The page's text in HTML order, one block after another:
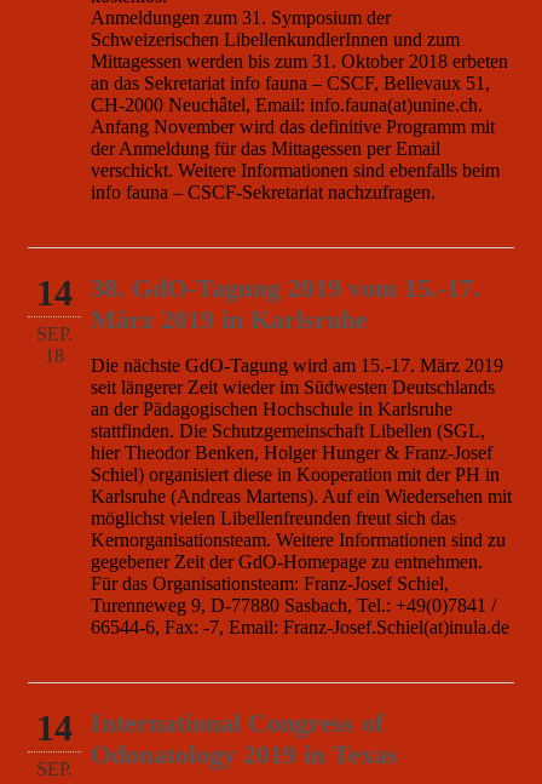
Anmeldungen zum 31. Symposium der
Schweizerischen LibellenkundlerInnen und zum
Mittagessen werden bis zum 31. Oktober 2018 erbeten
an das Sekretariat info fauna – CSCF, Bellevaux 51,
CH-2000 Neuchâtel, Email: info.fauna(at)unine.ch.
Anfang November wird das definitive Programm mit
der Anmeldung für das Mittagessen per Email
verschickt. Weitere Informationen sind ebenfalls beim
info fauna – CSCF-Sekretariat nachzufragen.
14
SEP.
18
38. GdO-Tagung 2019 vom 15.-17.
März 2019 in Karlsruhe
Die nächste GdO-Tagung wird am 15.-17. März 2019
seit längerer Zeit wieder im Südwesten Deutschlands
an der Pädagogischen Hochschule in Karlsruhe
stattfinden. Die Schutzgemeinschaft Libellen (SGL,
hier Theodor Benken, Holger Hunger & Franz-Josef
Schiel) organisiert diese in Kooperation mit der PH in
Karlsruhe (Andreas Martens). Auf ein Wiedersehen mit
möglichst vielen Libellenfreunden freut sich das
Kernorganisationsteam. Weitere Informationen sind zu
gegebener Zeit der GdO-Homepage zu entnehmen.
Für das Organisationsteam: Franz-Josef Schiel,
Turenneweg 9, D-77880 Sasbach, Tel.: +49(0)7841 /
66544-6, Fax: -7, Email: Franz-Josef.Schiel(at)inula.de
14
SEP.
International Congress of
Odonatology 2019 in Texas